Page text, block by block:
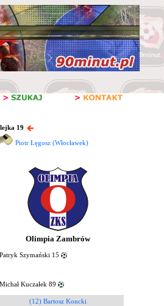
19
Piotr Łęgosz (Włocławek)
Olimpia Zambrów
Szymański 15
Kuczałek 89
(12) Bartosz Koncki